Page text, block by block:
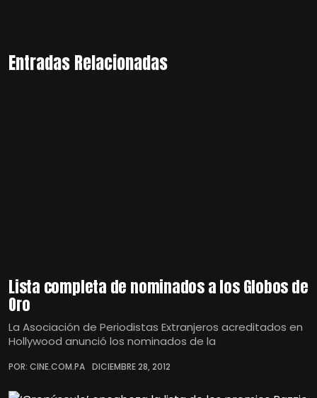
Entradas Relacionadas
Lista completa de nominados a los Globos de
Oro
La Asociación de Periodistas Extranjeros acreditados en
Hollywood anunció los nominados de la
POR: CINE.COM.PA DICIEMBRE 28, 2012